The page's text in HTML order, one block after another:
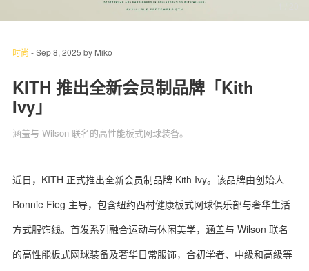
时尚 -Sep 8, 2025 by Miko
KITH 推出全新会员制品牌「Kith
Ivy」
涵盖与 Wilson 联名的高性能板式网球装备。
近日，KITH 正式推出全新会员制品牌 Kith Ivy。该品牌由创始人
Ronnie Fieg 主导，包含纽约西村健康板式网球俱乐部与奢华生活
方式服饰线。首发系列融合运动与休闲美学，涵盖与 Wilson 联名
的高性能板式网球装备及奢华日常服饰，合初学者、中级和高级等